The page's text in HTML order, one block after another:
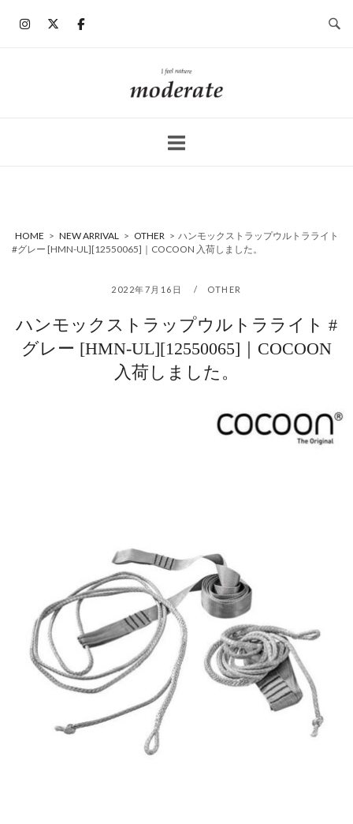
ホ
ー
HOME > NEW ARRIVAL > OTHER > ハンモックストラップウルトラライト
#グレー [HMN-UL][12550065]｜COCOON 入荷しました。
2022年7月16日 OTHER
ハンモックストラップウルトラライト #
グレー [HMN-UL][12550065]｜COCOON
入荷しました。